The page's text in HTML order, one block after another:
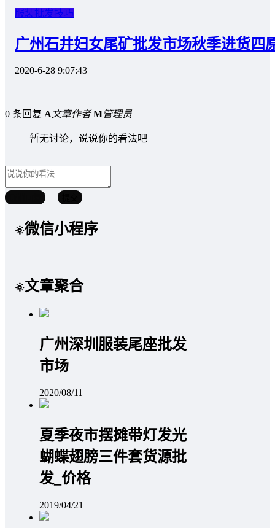
服装批发技巧
广州石井妇女尾矿批发市场秋季进货四
2020-6-28 9:07:43
0 条回复 A文章作者 M管理员
暂无讨论，说说你的看法吧
微信小程序
文章聚合
广州深圳服装尾座批发
市场
2020/08/11
夏季夜市摆摊带灯发光
蝴蝶翅膀三件套货源批
发_价格
2019/04/21